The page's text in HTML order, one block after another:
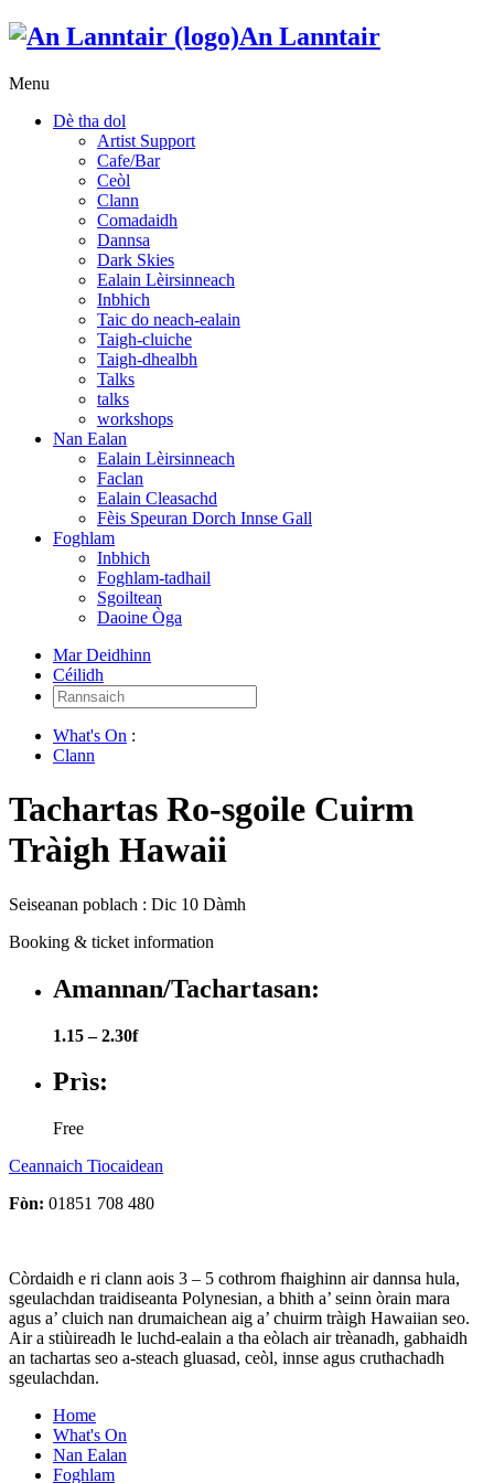
An Lanntair
Menu
Dè tha dol
Artist Support
Cafe/Bar
Ceòl
Clann
Comadaidh
Dannsa
Dark Skies
Ealain Lèirsinneach
Inbhich
Taic do neach-ealain
Taigh-cluiche
Taigh-dhealbh
Talks
talks
workshops
Nan Ealan
Ealain Lèirsinneach
Faclan
Ealain Cleasachd
Fèis Speuran Dorch Innse Gall
Foghlam
Inbhich
Foghlam-tadhail
Sgoiltean
Daoine Òga
Mar Deidhinn
Céilidh
Rannsaich:
What's On :
Clann
Tachartas Ro-sgoile Cuirm
Tràigh Hawaii
Seiseanan poblach : Dic 10 Dàmh
Booking & ticket information
Amannan/Tachartasan:
1.15 – 2.30f
Prìs:
Free
Ceannaich Tiocaidean
Fòn: 01851 708 480
Còrdaidh e ri clann aois 3 – 5 cothrom fhaighinn air dannsa hula,
sgeulachdan traidiseanta Polynesian, a bhith a’ seinn òrain mara
agus a’ cluich nan drumaichean aig a’ chuirm tràigh Hawaiian seo.
Air a stiùireadh le luchd-ealain a tha eòlach air trèanadh, gabhaidh
an tachartas seo a-steach gluasad, ceòl, innse agus cruthachadh
sgeulachdan.
Home
What's On
Nan Ealan
Foghlam